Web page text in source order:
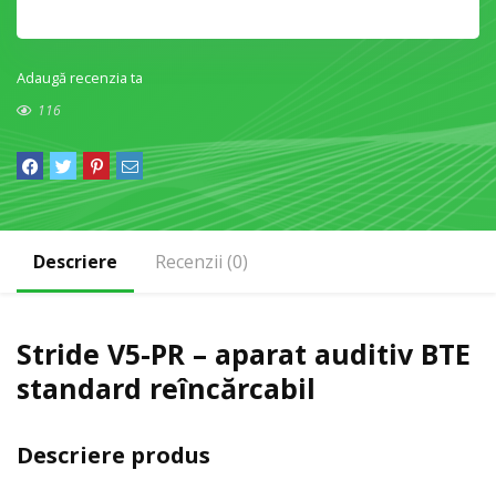
Adaugă recenzia ta
116
Descriere Recenzii (0)
Stride V5-PR – aparat auditiv BTE
standard reîncărcabil
Descriere produs